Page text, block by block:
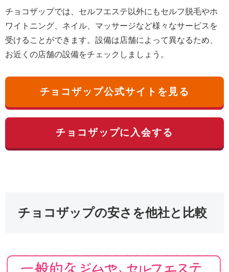
チョコザップでは、セルフエステ以外にもセルフ脱毛やホ
ワイトニング、ネイル、マッサージなど様々なサービスを
受けることができます。設備は店舗によって異なるため、
お近くの店舗の設備をチェックしましょう。
チョコザップ公式サイトを見る
チョコザップに入会する
チョコザップの安さを他社と比較